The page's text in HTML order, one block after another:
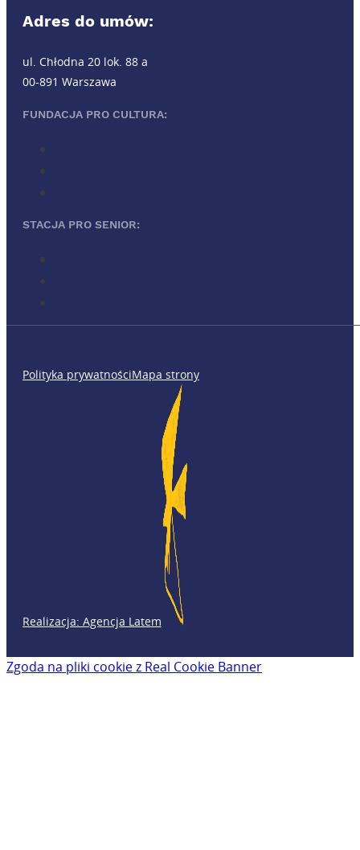
Adres do umów:
ul. Chłodna 20 lok. 88 a
00-891 Warszawa
FUNDACJA PRO CULTURA:
STACJA PRO SENIOR:
Polityka prywatnościMapa strony
Realizacja: Agencja Latem
Zgoda na pliki cookie z Real Cookie Banner